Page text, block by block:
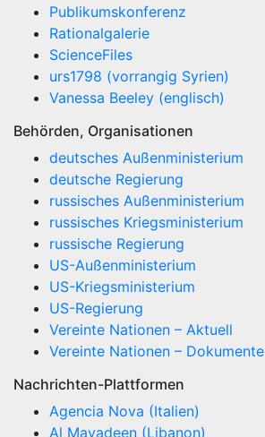
Publikumskonferenz
Rationalgalerie
ScienceFiles
urs1798 (vorrangig Syrien)
Vanessa Beeley (englisch)
Behörden, Organisationen
deutsches Außenministerium
deutsche Regierung
russisches Außenministerium
russisches Kriegsministerium
russische Regierung
US-Außenministerium
US-Kriegsministerium
US-Regierung
Vereinte Nationen – Aktuell
Vereinte Nationen – Dokumente
Nachrichten-Plattformen
Agencia Nova (Italien)
Al Mayadeen (Libanon)